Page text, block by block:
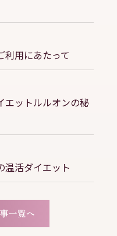
利用にあたって
エットルルオンの秘
温活ダイエット
一覧へ